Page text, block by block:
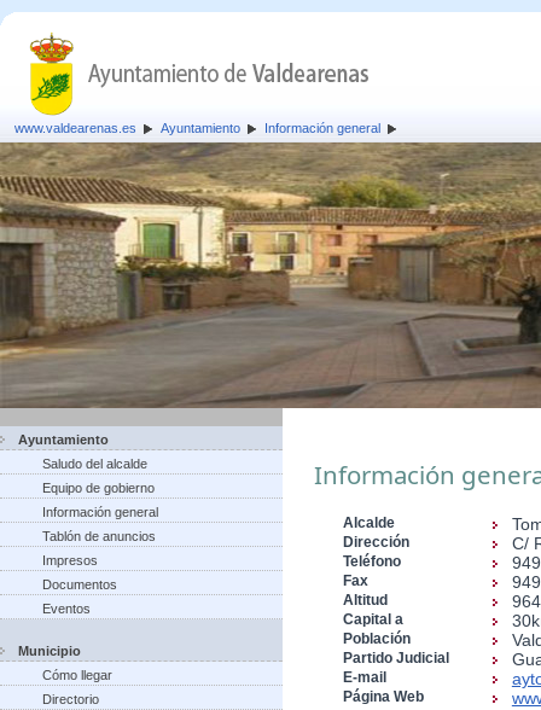
www.valdearenas.es Ayuntamiento Información general
Ayuntamiento
Saludo del alcalde
Equipo de gobierno
Información general
Tablón de anuncios
Impresos
Documentos
Eventos
Municipio
Cómo llegar
Directorio
Información
Alcalde
Dirección C/
Teléfono
Fax
Altitud
Capital a
Población
Partido Judicial
E-mail
Página Web